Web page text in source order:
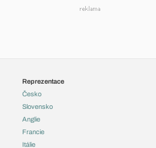
Reprezentace
Česko
Slovensko
Anglie
Francie
Itálie